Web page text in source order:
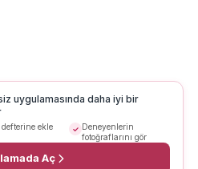
uygulamasında daha iyi bir
ekle
Deneyenlerin
fotoğraflarını gör
Aç